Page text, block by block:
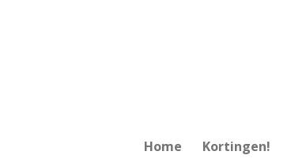
Home Kortingen!